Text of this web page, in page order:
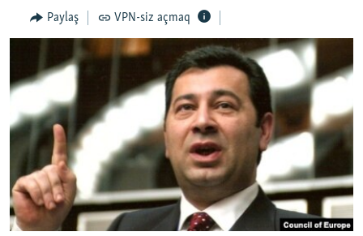
ARAŞDIRMA
MULTIMEDIA
VIDEO
FOTOQALEREYA
İNFOQRAFIKA
KARIKATURA
RADIO ARXIV
OXU ZALI
AZƏRBAYCAN ƏDƏBIYYATI KITABXANASI
İSLAM VƏ DEMOKRATIYA
İZ - MƏDƏNIYYƏT PROQRAMI
HAQQIMIZDA
MISSIYAMIZ
PEŞƏ ETIKASI VƏ JURNALISTIKA STANDARTLARIMIZ
MATERIALLARIMIZDAN ISTIFADƏ
AZADLIQRADIOSU MOBIL TELEFONUNUZDA
BIZI IZLƏ
RFE/RL-in bütün saytları
Paylaş VPN-siz açmaq